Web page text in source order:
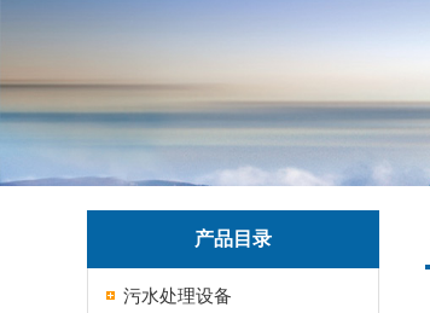
产品目录
污水处理设备